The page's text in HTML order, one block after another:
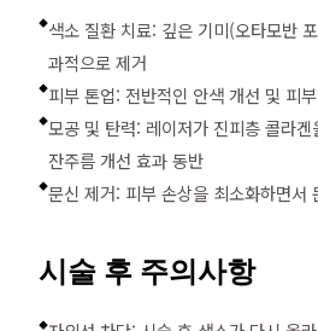
◆색소 질환 치료: 깊은 기미(오타모반
과적으로 제거
◆피부 톤업: 전반적인 안색 개선 및 피
◆모공 및 탄력: 레이저가 진피층 콜라
잔주름 개선 효과 동반
◆문신 제거: 피부 손상을 최소화하면서
시술 후 주의사항
◆